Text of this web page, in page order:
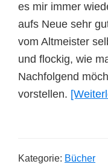
es mir immer
aufs Neue sehr
vom Altmeister
und flockig, wie
Nachfolgend
vorstellen.
Kategorie: Bücher